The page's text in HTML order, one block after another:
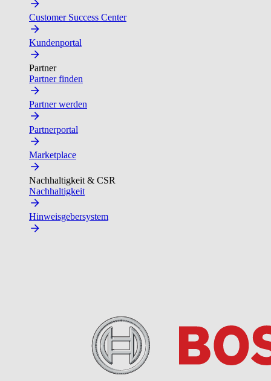
Customer Success Center
Kundenportal
Partner
Partner finden
Partner werden
Partnerportal
Marketplace
Nachhaltigkeit & CSR
Nachhaltigkeit
Hinweisgebersystem